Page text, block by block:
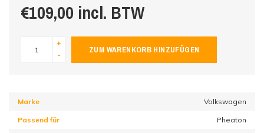
€109,00 incl. BTW
+
-
ZUM WARENKORB HINZUFÜGEN
Marke Volkswagen
Passend für Pheaton